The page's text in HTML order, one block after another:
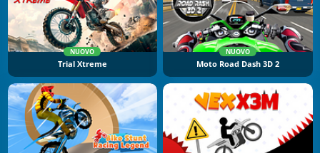
NUOVO
Trial Xtreme
NUOVO
Moto Road Dash 3D 2